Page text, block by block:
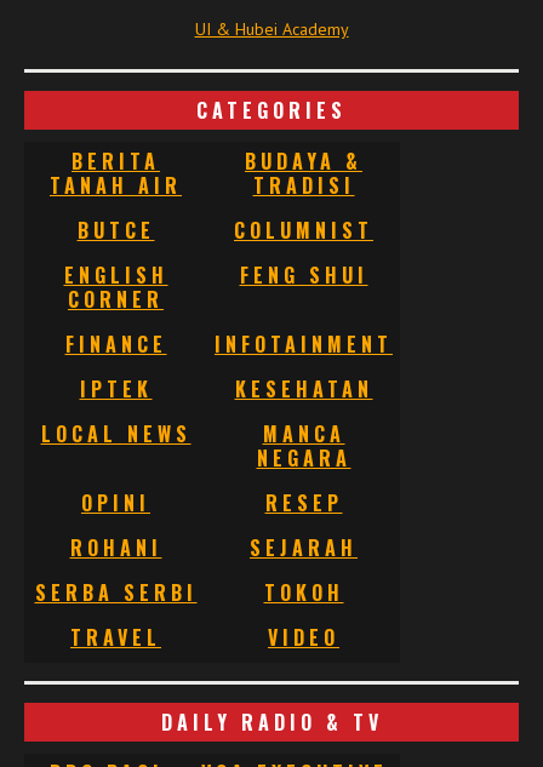
UI & Hubei Academy
CATEGORIES
BERITA
TANAH AIR
BUDAYA &
TRADISI
BUTCE
COLUMNIST
ENGLISH
CORNER
FENG SHUI
FINANCE
INFOTAINMENT
IPTEK
KESEHATAN
LOCAL NEWS
MANCA
NEGARA
OPINI
RESEP
ROHANI
SEJARAH
SERBA SERBI
TOKOH
TRAVEL
VIDEO
DAILY RADIO & TV